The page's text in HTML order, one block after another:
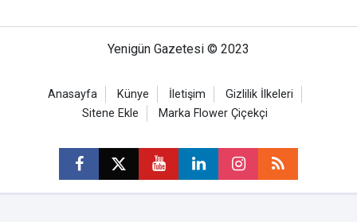
Yenigün Gazetesi © 2023
Anasayfa Künye İletişim
Gizlilik İlkeleri
Sitene Ekle
Marka Flower Çiçekçi